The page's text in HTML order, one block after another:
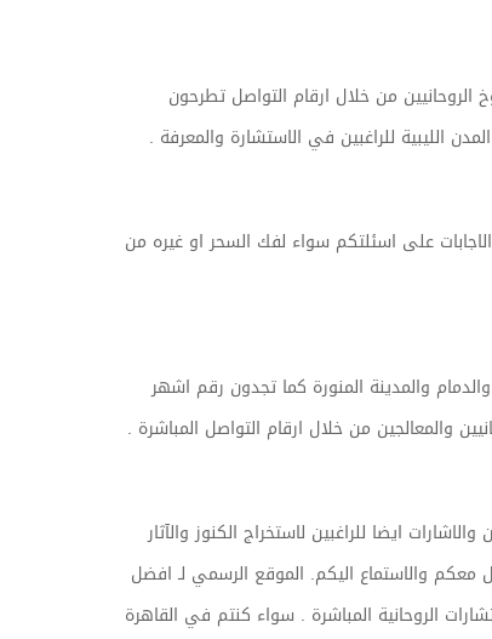
الروحانيين من خلال ارقام التواصل تطرحون
الليبية للراغبين في الاستشارة والمعرفة .
على اسئلتكم سواء لفك السحر او غيره من
والمدينة المنورة كما تجدون رقم اشهر
والمعالجين من خلال ارقام التواصل المباشرة .
ايضا للراغبين لاستخراج الكنوز والآثار
والاستماع اليكم. الموقع الرسمي لـ افضل
الروحانية المباشرة . سواء كنتم في القاهرة